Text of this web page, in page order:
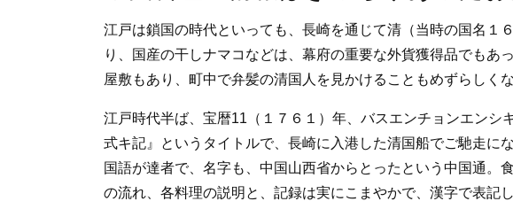
江戸は鎖国の時代といっても、長崎を通じて清（当時の国名１
り、国産の干しナマコなどは、幕府の重要な外貨獲得品でもあ
屋敷もあり、町中で弁髪の清国人を見かけることもめずらしく
江戸時代半ば、宝暦11（１７６１）年、バスエンチョンエンシ
式キ記』というタイトルで、長崎に入港した清国船でご馳走に
国語が達者で、名字も、中国山西省からとったという中国通。
の流れ、各料理の説明と、記録は実にこまやかで、漢字で表記